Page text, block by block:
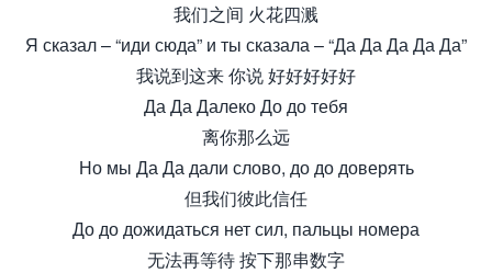
我们之间 火花四溅
Я сказал – “иди сюда” и ты сказала – “Да Да Да Да Да”
我说到这来 你说 好好好好好
Да Да Далеко До до тебя
离你那么远
Но мы Да Да дали слово, до до доверять
但我们彼此信任
До до дожидаться нет сил, пальцы номера
无法再等待 按下那串数字